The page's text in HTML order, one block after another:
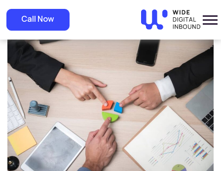
Call Now Home Blog
»
شركة تحسين محركات البحث العربية في السعودية: كيف تختار
الأفضل لشركتك الإلكترونية؟